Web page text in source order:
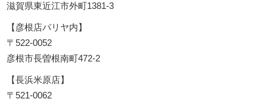
滋賀県東近江市外町1381-3
【彦根店パリヤ内】
〒522-0052
彦根市長曽根南町472-2
【長浜米原店】
〒521-0062